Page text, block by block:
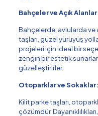
Bahçeler ve Açık
Bahçelerde, avlularda ve
taşları, güzel yürüyüş
projeleri için ideal bir
zengin bir estetik sunarlar
güzelleştirirler.
Otoparklar ve Sokaklar:
Kilit parke taşları,
çözümdür.